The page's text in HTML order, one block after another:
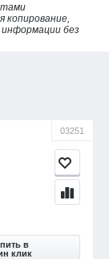
информации без
03251
в
клик